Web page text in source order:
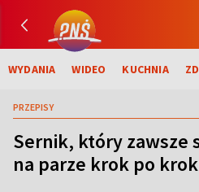
WYDANIA WIDEO KUCHNIA
PRZEPISY
Sernik, który zawsze
na parze krok po